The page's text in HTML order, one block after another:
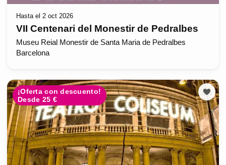
Hasta el 2 oct 2026
VII Centenari del Monestir de Pedralbes
Museu Reial Monestir de Santa Maria de Pedralbes
Barcelona
¡Oferta con descuento!
Desde 25 €